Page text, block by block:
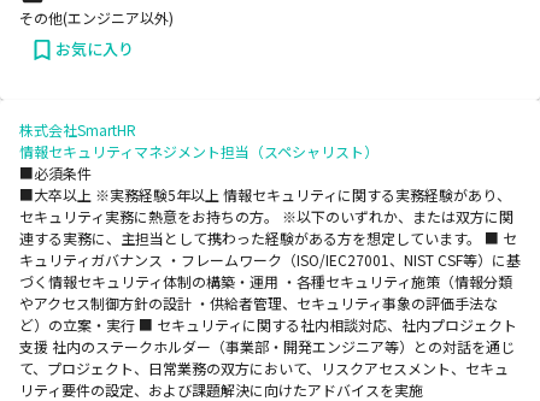
その他(エンジニア以外)
お気に入り
株式会社SmartHR
情報セキュリティマネジメント担当（スペシャリスト）
■必須条件
■大卒以上 ※実務経験5年以上 情報セキュリティに関する実務経験があり、
セキュリティ実務に熱意をお持ちの方。 ※以下のいずれか、または双方に関
連する実務に、主担当として携わった経験がある方を想定しています。 ■ セ
キュリティガバナンス ・フレームワーク（ISO/IEC27001、NIST CSF等）に基
づく情報セキュリティ体制の構築・運用 ・各種セキュリティ施策（情報分類
やアクセス制御方針の設計 ・供給者管理、セキュリティ事象の評価手法な
ど）の立案・実行 ■ セキュリティに関する社内相談対応、社内プロジェクト
支援 社内のステークホルダー（事業部・開発エンジニア等）との対話を通じ
て、プロジェクト、日常業務の双方において、リスクアセスメント、セキュ
リティ要件の設定、および課題解決に向けたアドバイスを実施